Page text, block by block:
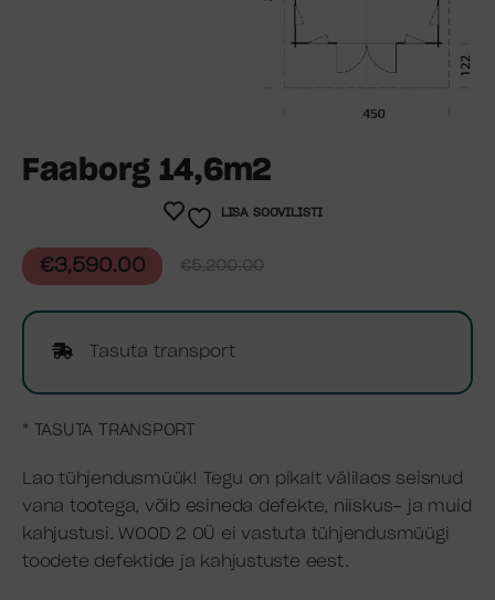
Faaborg 14,6m2
€5,200.00
€3,590.00
Tasuta transport
* TASUTA TRANSPORT
Lao tühjendusmüük! Tegu on pikalt välilaos seisnud
vana tootega, võib esineda defekte, niiskus- ja muid
kahjustusi. WOOD 2 OÜ ei vastuta tühjendusmüügi
toodete defektide ja kahjustuste eest.
LISA SOOVILISTI